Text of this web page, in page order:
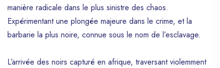
manière radicale dans le plus sinistre des chaos.
Expérimentant une plongée majeure dans le crime, et la
barbarie la plus noire, connue sous le nom de l’esclavage.
L’arrivée des noirs capturé en afrique, traversant violemment